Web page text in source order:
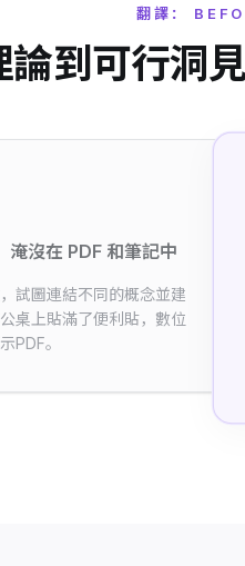
翻譯：
論到可行洞
沒在 PDF 和筆記中
試圖連結不同的概念並建
桌上貼滿了便利貼，數位
PDF。